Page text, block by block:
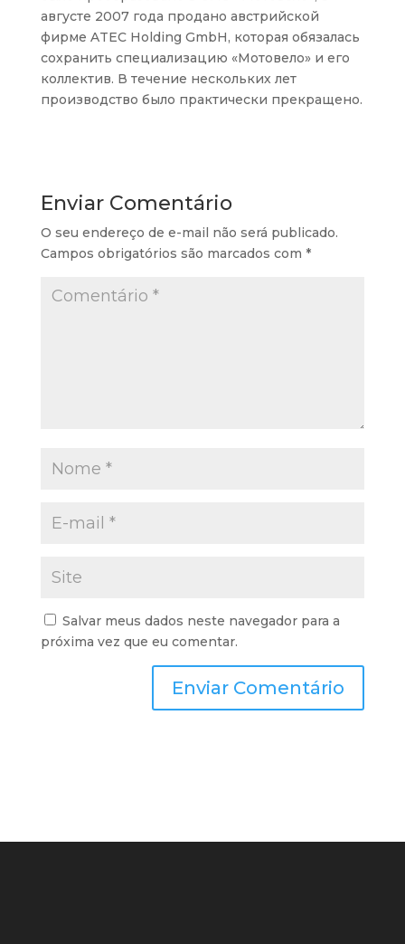
августе 2007 года продано австрийской
фирме ATEC Holding GmbH, которая обязалась
сохранить специализацию «Мотовело» и его
коллектив. В течение нескольких лет
производство было практически прекращено.
Enviar Comentário
O seu endereço de e-mail não será publicado.
Campos obrigatórios são marcados com *
Salvar meus dados neste navegador para a
próxima vez que eu comentar.